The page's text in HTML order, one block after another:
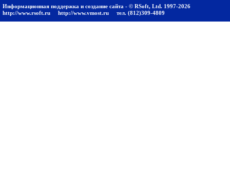
Информационная поддержка и создание сайта - © RSoft, Ltd. 1997-2026
http://www.rsoft.ru
http://www.vmost.ru тел. (812)309-4809